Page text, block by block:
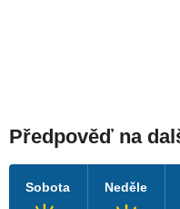
Předpověď na
Sobota Neděle